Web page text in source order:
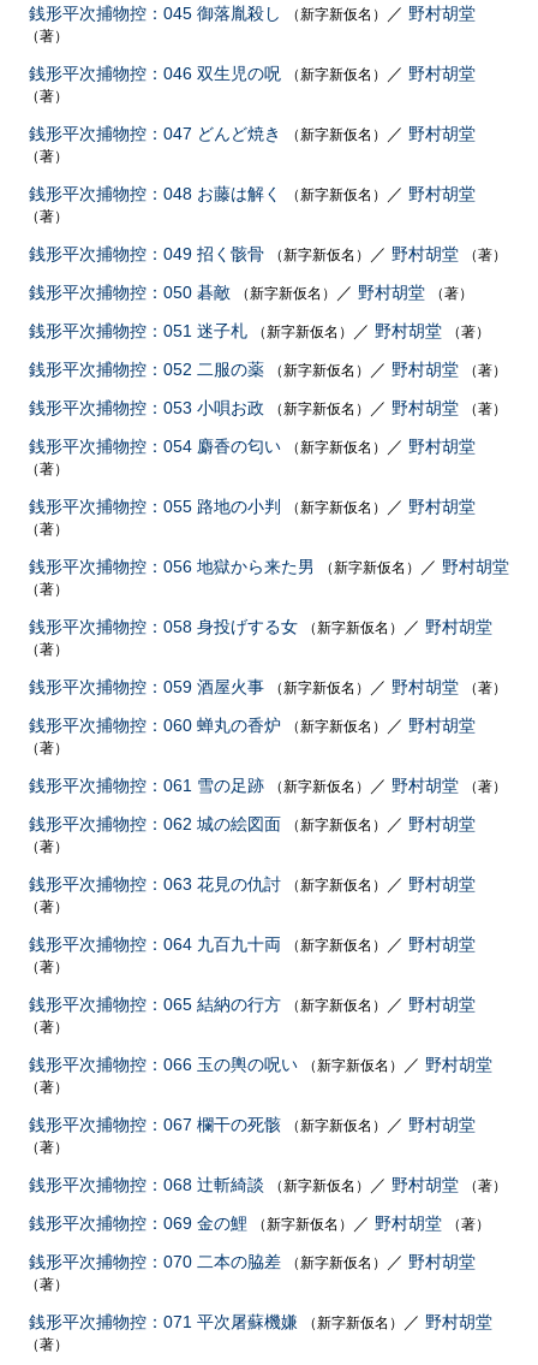
銭形平次捕物控：045 御落胤殺し （新字新仮名） ／ 野村胡堂
（著）
銭形平次捕物控：046 双生児の呪 （新字新仮名） ／ 野村胡堂
（著）
銭形平次捕物控：047 どんど焼き （新字新仮名） ／ 野村胡堂
（著）
銭形平次捕物控：048 お藤は解く （新字新仮名） ／ 野村胡堂
（著）
銭形平次捕物控：049 招く骸骨 （新字新仮名） ／ 野村胡堂 （著）
銭形平次捕物控：050 碁敵 （新字新仮名） ／ 野村胡堂 （著）
銭形平次捕物控：051 迷子札 （新字新仮名） ／ 野村胡堂 （著）
銭形平次捕物控：052 二服の薬 （新字新仮名） ／ 野村胡堂 （著）
銭形平次捕物控：053 小唄お政 （新字新仮名） ／ 野村胡堂 （著）
銭形平次捕物控：054 麝香の匂い （新字新仮名） ／ 野村胡堂
（著）
銭形平次捕物控：055 路地の小判 （新字新仮名） ／ 野村胡堂
（著）
銭形平次捕物控：056 地獄から来た男 （新字新仮名） ／ 野村胡堂
（著）
銭形平次捕物控：058 身投げする女 （新字新仮名） ／ 野村胡堂
（著）
銭形平次捕物控：059 酒屋火事 （新字新仮名） ／ 野村胡堂 （著）
銭形平次捕物控：060 蝉丸の香炉 （新字新仮名） ／ 野村胡堂
（著）
銭形平次捕物控：061 雪の足跡 （新字新仮名） ／ 野村胡堂 （著）
銭形平次捕物控：062 城の絵図面 （新字新仮名） ／ 野村胡堂
（著）
銭形平次捕物控：063 花見の仇討 （新字新仮名） ／ 野村胡堂
（著）
銭形平次捕物控：064 九百九十両 （新字新仮名） ／ 野村胡堂
（著）
銭形平次捕物控：065 結納の行方 （新字新仮名） ／ 野村胡堂
（著）
銭形平次捕物控：066 玉の輿の呪い （新字新仮名） ／ 野村胡堂
（著）
銭形平次捕物控：067 欄干の死骸 （新字新仮名） ／ 野村胡堂
（著）
銭形平次捕物控：068 辻斬綺談 （新字新仮名） ／ 野村胡堂 （著）
銭形平次捕物控：069 金の鯉 （新字新仮名） ／ 野村胡堂 （著）
銭形平次捕物控：070 二本の脇差 （新字新仮名） ／ 野村胡堂
（著）
銭形平次捕物控：071 平次屠蘇機嫌 （新字新仮名） ／ 野村胡堂
（著）